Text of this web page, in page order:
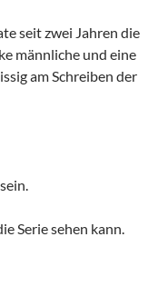
seit zwei Jahren die
männliche und eine
am Schreiben der
Serie sehen kann.